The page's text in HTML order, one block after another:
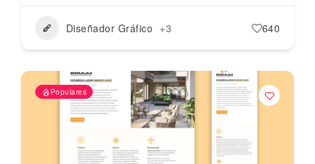
Diseñador Gráfico +3 640
Populares